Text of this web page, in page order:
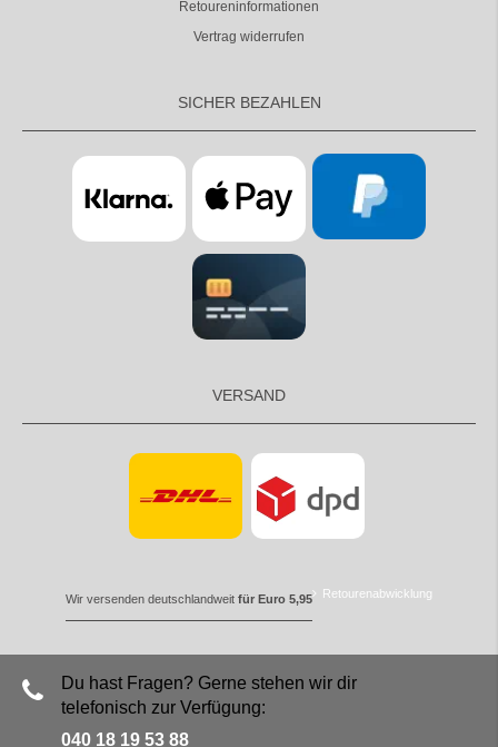
Retoureninformationen
Vertrag widerrufen
SICHER BEZAHLEN
VERSAND
Wir versenden deutschlandweit für Euro 5,95 Retourenabwicklung
Du hast Fragen? Gerne stehen wir dir
telefonisch zur Verfügung:
040 18 19 53 88